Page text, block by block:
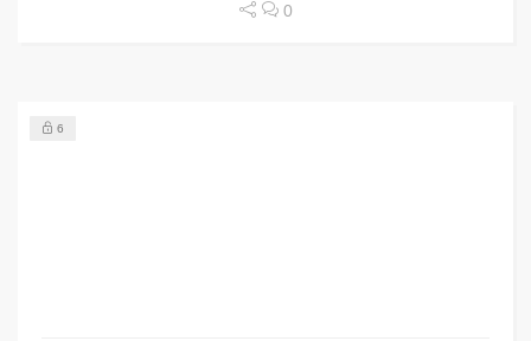
0
6